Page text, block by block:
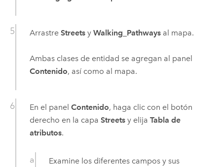
Arrastre Streetsy Walking_Pathwaysal mapa.
Ambas clases de entidad se agregan al panel
Contenido, así como al mapa.
En el panel Contenido, haga clic con el botón
derecho en la capa Streetsy elija Tabla de
atributos.
Examine los diferentes campos y sus